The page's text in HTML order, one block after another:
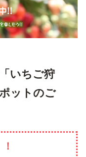
いちご狩
ットのご